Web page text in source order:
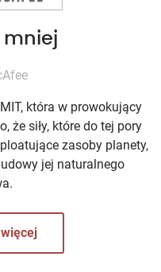
mniej
która w prowokujący
że siły, które do tej pory
zasoby planety,
jej naturalnego